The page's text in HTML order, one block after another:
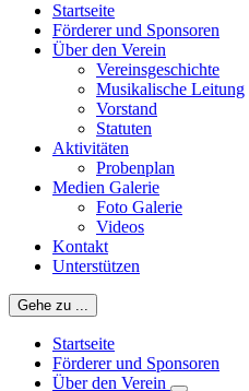
Startseite
Förderer und Sponsoren
Über den Verein
Vereinsgeschichte
Musikalische Leitung
Vorstand
Statuten
Aktivitäten
Probenplan
Medien Galerie
Foto Galerie
Videos
Kontakt
Unterstützen
Gehe zu ...
Startseite
Förderer und Sponsoren
Über den Verein